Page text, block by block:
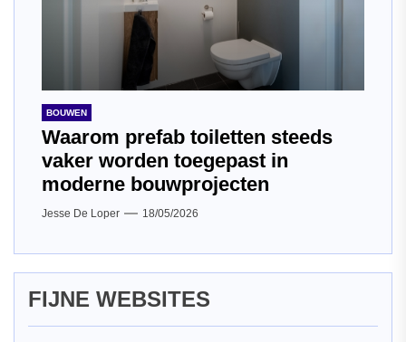
BOUWEN
Waarom prefab toiletten steeds
vaker worden toegepast in
moderne bouwprojecten
Jesse De Loper 18/05/2026
FIJNE WEBSITES